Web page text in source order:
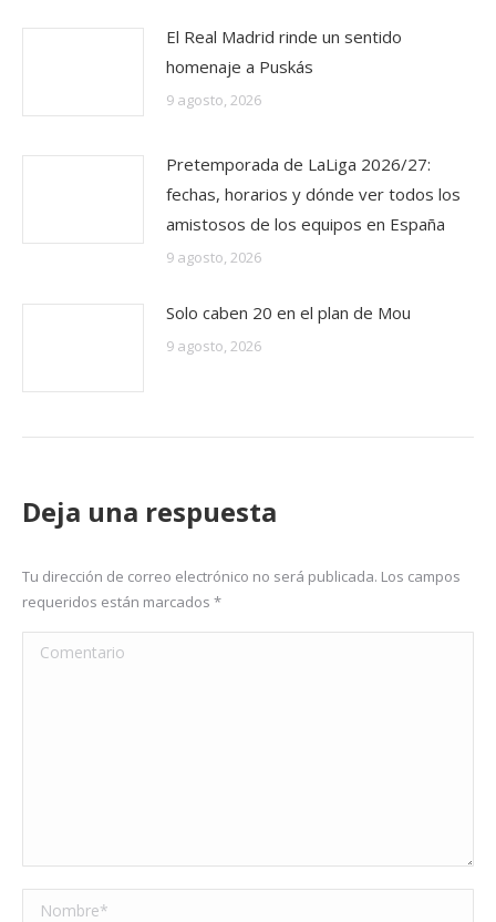
El Real Madrid rinde un sentido
homenaje a Puskás
9 agosto, 2026
Pretemporada de LaLiga 2026/27:
fechas, horarios y dónde ver todos los
amistosos de los equipos en España
9 agosto, 2026
Solo caben 20 en el plan de Mou
9 agosto, 2026
Deja una respuesta
Tu dirección de correo electrónico no será publicada. Los campos
requeridos están marcados *
Comentario
Nombre *